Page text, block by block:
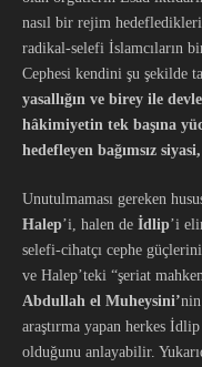
nasıl bir rejim
radikal-selefi İslamcıların
Cephesi kendini şu şekilde
yasallığın ve birey ile
hâkimiyetin tek başına
hedefleyen bağımsız
Unutulmaması gereken
Halep’i, halen de İdlip’i
selefi-cihatçı cephe
ve Halep’teki “şeriat
Abdullah el Muheysini’
araştırma yapan herkes
olduğunu anlayabilir.